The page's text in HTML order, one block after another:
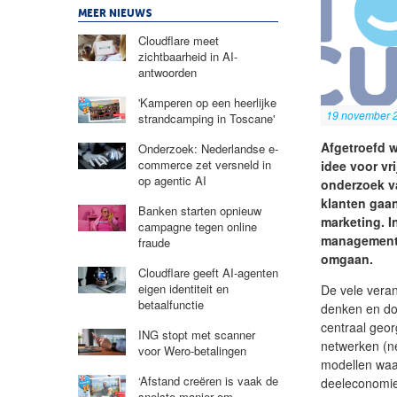
19 november
Afgetroefd
idee voor
onderzoek
klanten
marketing.
omgaan.
De vele
denken en
centraal
netwerken
modellen
MEER NIEUWS
Cloudflare meet
zichtbaarheid in AI-
antwoorden
'Kamperen op een heerlijke
strandcamping in Toscane'
Onderzoek: Nederlandse e-
commerce zet versneld in
op agentic AI
Banken starten opnieuw
campagne tegen online
fraude
Cloudflare geeft AI-agenten
eigen identiteit en
betaalfunctie
ING stopt met scanner
voor Wero-betalingen
‘Afstand creëren is vaak de